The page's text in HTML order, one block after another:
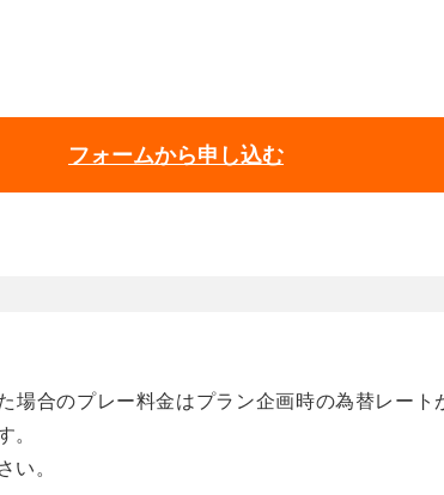
フォームから申し込む
場合のプレー料金はプラン企画時の為替レート
。